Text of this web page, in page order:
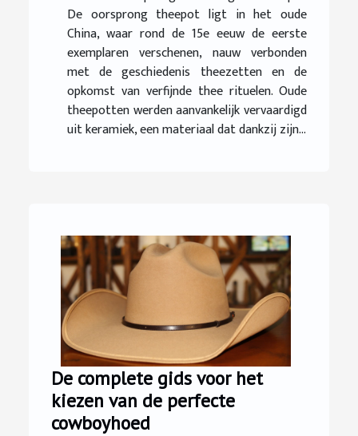
De oorsprong theepot ligt in het oude
China, waar rond de 15e eeuw de eerste
exemplaren verschenen, nauw verbonden
met de geschiedenis theezetten en de
opkomst van verfijnde thee rituelen. Oude
theepotten werden aanvankelijk vervaardigd
uit keramiek, een materiaal dat dankzij zijn...
De complete gids voor het
kiezen van de perfecte
cowboyhoed